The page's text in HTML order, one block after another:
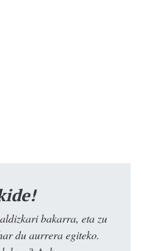
bakarra, eta zu
du aurrera egiteko.